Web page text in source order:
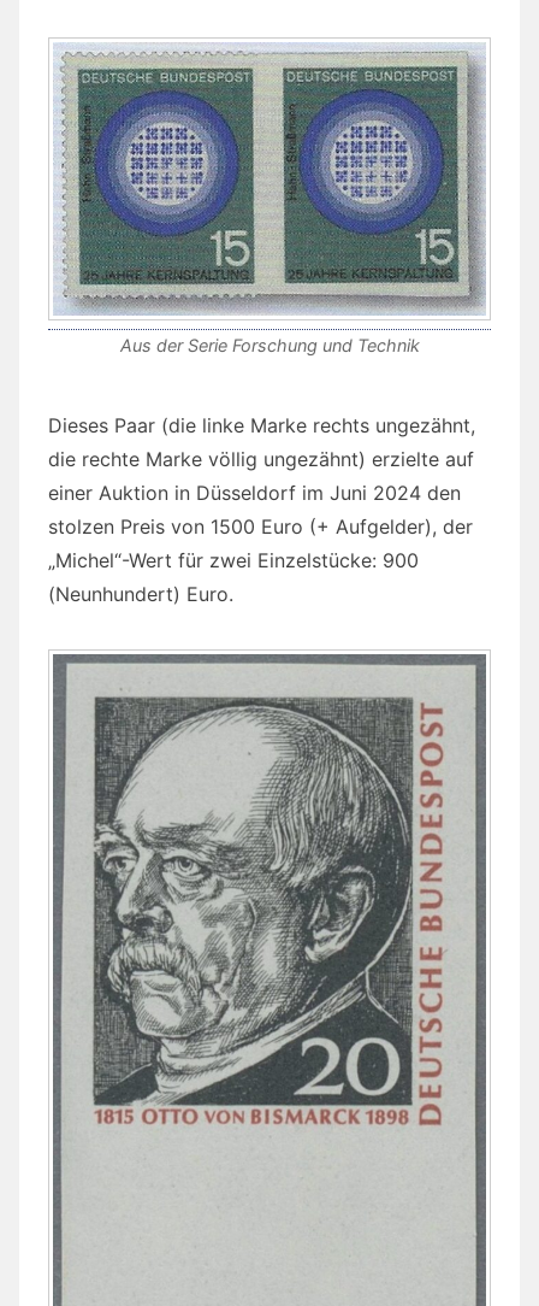
Aus der Serie Forschung und Technik
Dieses Paar (die linke Marke rechts ungezähnt,
die rechte Marke völlig ungezähnt) erzielte auf
einer Auktion in Düsseldorf im Juni 2024 den
stolzen Preis von 1500 Euro (+ Aufgelder), der
„Michel“-Wert für zwei Einzelstücke: 900
(Neunhundert) Euro.